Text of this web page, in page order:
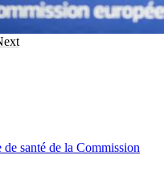
santé de la Commission